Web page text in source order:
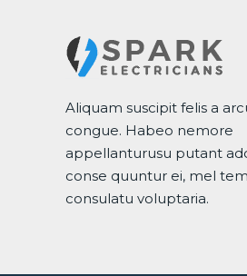
Aliquam suscipit felis a
congue. Habeo nemore
appellanturusu putant
conse quuntur ei, mel
consulatu voluptaria.